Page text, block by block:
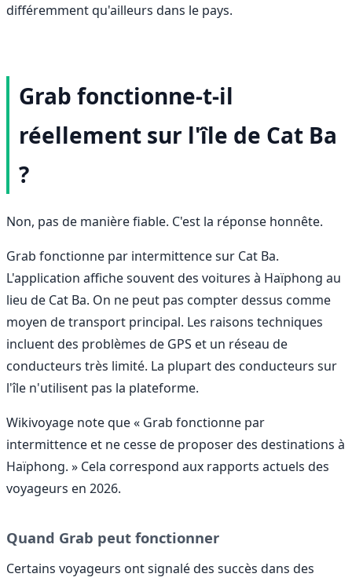
différemment qu'ailleurs dans le pays.
Grab fonctionne-t-il
réellement sur l'île de Cat Ba
?
Non, pas de manière fiable. C'est la réponse honnête.
Grab fonctionne par intermittence sur Cat Ba.
L'application affiche souvent des voitures à Haïphong au
lieu de Cat Ba. On ne peut pas compter dessus comme
moyen de transport principal. Les raisons techniques
incluent des problèmes de GPS et un réseau de
conducteurs très limité. La plupart des conducteurs sur
l'île n'utilisent pas la plateforme.
Wikivoyage note que « Grab fonctionne par
intermittence et ne cesse de proposer des destinations à
Haïphong. » Cela correspond aux rapports actuels des
voyageurs en 2026.
Quand Grab peut fonctionner
Certains voyageurs ont signalé des succès dans des